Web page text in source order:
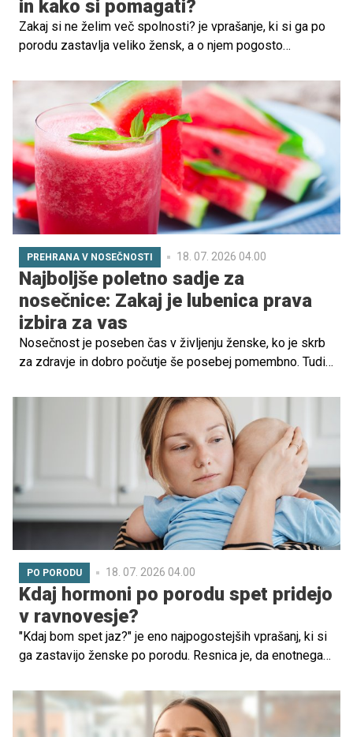
in kako si pomagati?
Zakaj si ne želim več spolnosti? je vprašanje, ki si ga po
porodu zastavlja veliko žensk, a o njem pogosto
otroka niso redkost in ne pomenijo, da je z žensko ali
partnerskim odnosom nekaj narobe. Gre za kompleksen
preplet hormonov, telesnega okrevanja, utrujenosti,
čustev in nove življenjske vloge.
PREHRANA V NOSEČNOSTI 18. 07. 2026 04.00
Najboljše poletno sadje za
nosečnice: Zakaj je lubenica prava
izbira za vas
Nosečnost je poseben čas v življenju ženske, ko je skrb
za zdravje in dobro počutje še posebej pomembno. Tudi
potrebnih hranil za razvoj otroka in ohranjanju zdravja
PO PORODU 18. 07. 2026 04.00
Kdaj hormoni po porodu spet pridejo
v ravnovesje?
"Kdaj bom spet jaz?" je eno najpogostejših vprašanj, ki si
ga zastavijo ženske po porodu. Resnica je, da enotnega
proces, ki je pri vsaki ženski nekoliko drugačen.